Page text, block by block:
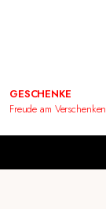
GESCHENKE
Freude am Verschenken